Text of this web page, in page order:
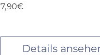
7,90€Preis
Details